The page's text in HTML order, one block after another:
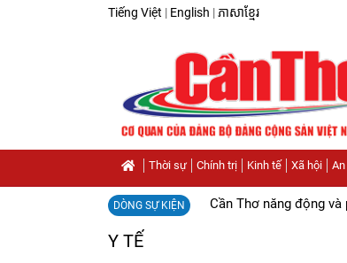
Tiếng Việt | English | ភាសាខ្មែរ
Thời sự Chính trị Kinh tế Xã hội
DÒNG SỰ KIỆN Cần Thơ năng động và
Y TẾ